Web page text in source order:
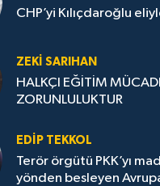
CHP’yi Kılıçdaroğlu
ZEKI SARIHAN
HALKÇI EĞİTİM
ZORUNLULUKTUR
EDIP TEKKOL
Terör örgütü PKK’yı
yönden besleyen